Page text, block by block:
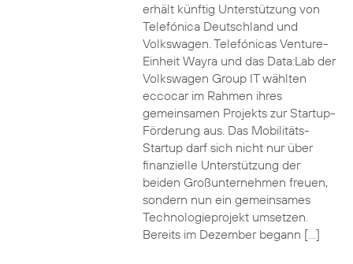
erhält künftig Unterstützung von
Telefónica Deutschland und
Volkswagen. Telefónicas Venture-
Einheit Wayra und das Data:Lab der
Volkswagen Group IT wählten
eccocar im Rahmen ihres
gemeinsamen Projekts zur Startup-
Förderung aus. Das Mobilitäts-
Startup darf sich nicht nur über
finanzielle Unterstützung der
beiden Großunternehmen freuen,
sondern nun ein gemeinsames
Technologieprojekt umsetzen.
Bereits im Dezember begann […]